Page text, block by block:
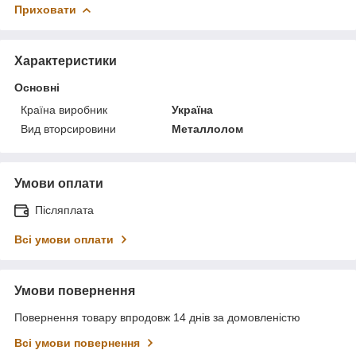
Приховати
Характеристики
Основні
Країна виробник
Україна
Вид вторсировини
Металлолом
Умови оплати
Післяплата
Всі умови оплати
Умови повернення
Повернення товару впродовж 14 днів за домовленістю
Всі умови повернення